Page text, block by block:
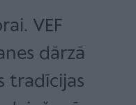
VEF
dārzā
tradīcijas